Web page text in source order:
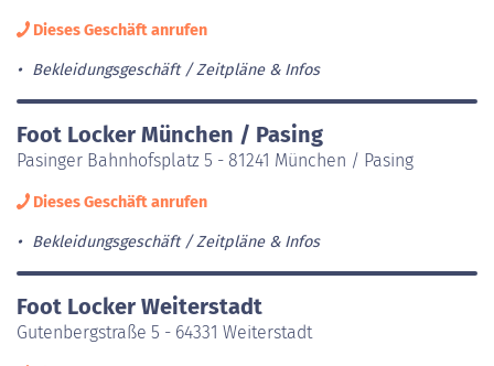
Dieses Geschäft anrufen
Bekleidungsgeschäft Zeitpläne & Infos
Foot Locker München / Pasing
Pasinger Bahnhofsplatz 5 - 81241 München / Pasing
Dieses Geschäft anrufen
Bekleidungsgeschäft Zeitpläne & Infos
Foot Locker Weiterstadt
Gutenbergstraße 5 - 64331 Weiterstadt